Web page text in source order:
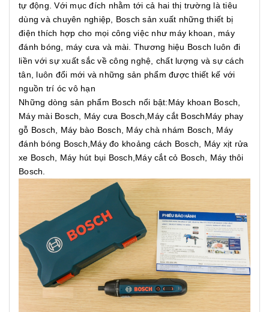
tự động. Với mục đích nhằm tới cả hai thị trường là tiêu
dùng và chuyên nghiệp, Bosch sản xuất những thiết bị
điện thích hợp cho mọi công việc như máy khoan, máy
đánh bóng, máy cưa và mài. Thương hiệu Bosch luôn đi
liền với sự xuất sắc về công nghệ, chất lượng và sự cách
tân, luôn đổi mới và những sản phẩm được thiết kế với
nguồn trí óc vô hạn
Những dòng sản phẩm Bosch nổi bật:Máy khoan Bosch,
Máy mài Bosch, Máy cưa Bosch,Máy cắt BoschMáy phay
gỗ Bosch, Máy bào Bosch, Máy chà nhám Bosch, Máy
đánh bóng Bosch,Máy đo khoảng cách Bosch, Máy xịt rửa
xe Bosch, Máy hút bụi Bosch,Máy cắt cỏ Bosch, Máy thôi
Bosch.